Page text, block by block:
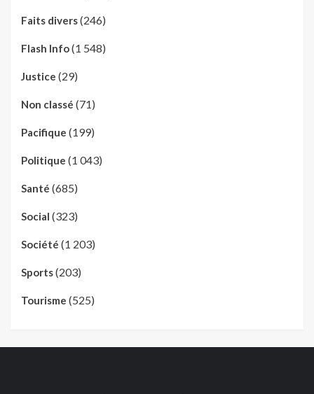
Faits divers(246)
Flash Info(1 548)
Justice (29)
Non classé (71)
Pacifique (199)
Politique (1 043)
Santé (685)
Social (323)
Société (1 203)
Sports(203)
Tourisme (525)